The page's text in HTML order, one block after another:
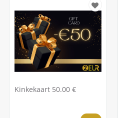
Kinkekaart 50.00 €